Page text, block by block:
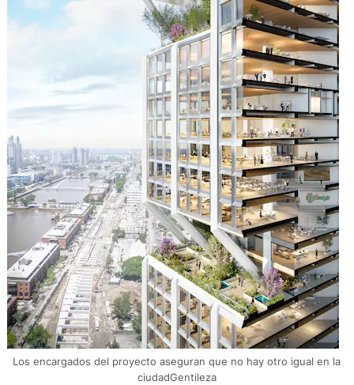
Los encargados del proyecto aseguran que no hay otro igual en la
ciudadGentileza